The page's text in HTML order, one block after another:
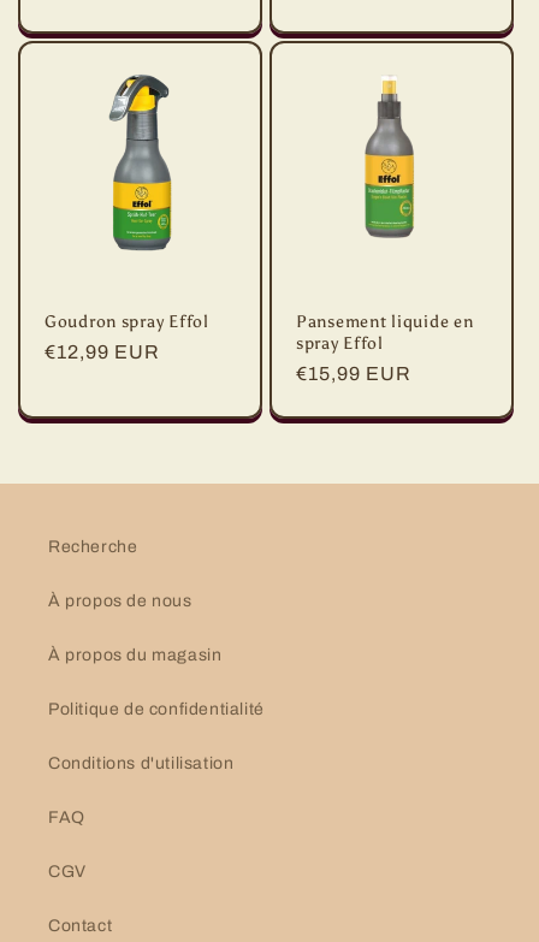
Goudron spray Effol
Prix
€12,99 EUR
Pansement liquide en
spray Effol
Prix
€15,99 EUR
Recherche
À propos de nous
À propos du magasin
Politique de confidentialité
Conditions d'utilisation
FAQ
CGV
Contact